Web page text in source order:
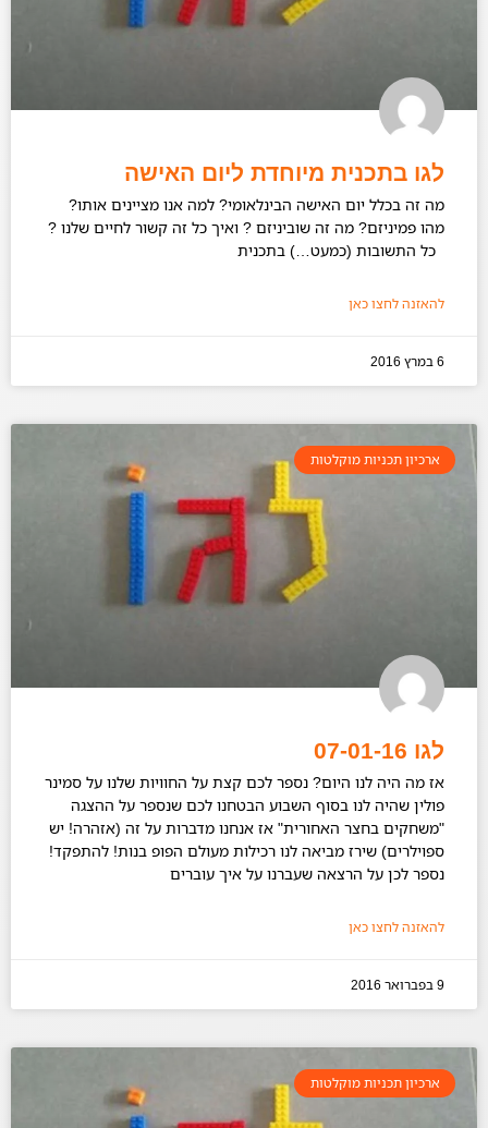
לגו בתכנית מיוחדת ליום האישה
מה זה בכלל יום האישה הבינלאומי? למה אנו מציינים אותו?
מהו פמיניזם? מה זה שוביניזם ? ואיך כל זה קשור לחיים שלנו ?
כל התשובות (כמעט…) בתכנית
להאזנה לחצו כאן
6 במרץ 2016
ארכיון תכניות מוקלטות
לגו 07-01-16
אז מה היה לנו היום? נספר לכם קצת על החוויות שלנו על סמינר
פולין שהיה לנו בסוף השבוע הבטחנו לכם שנספר על ההצגה
"משחקים בחצר האחורית" אז אנחנו מדברות על זה (אזהרה! יש
ספוילרים) שירז מביאה לנו רכילות מעולם הפופ בנות! להתפקד!
נספר לכן על הרצאה שעברנו על איך עוברים
להאזנה לחצו כאן
9 בפברואר 2016
ארכיון תכניות מוקלטות